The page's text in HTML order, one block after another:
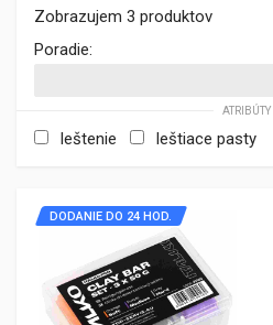
Zobrazujem 3 produktov
Poradie:
ATRIBÚTY
leštenie leštiace pasty
DODANIE DO 24 HOD.